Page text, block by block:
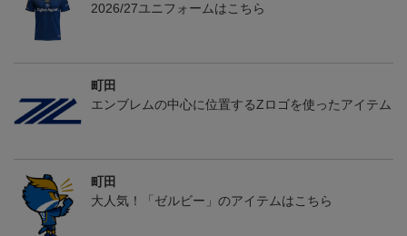
2026/27ユニフォームはこちら
町田
エンブレムの中心に位置するZロゴを使ったアイテム
町田
大人気！「ゼルビー」のアイテムはこちら